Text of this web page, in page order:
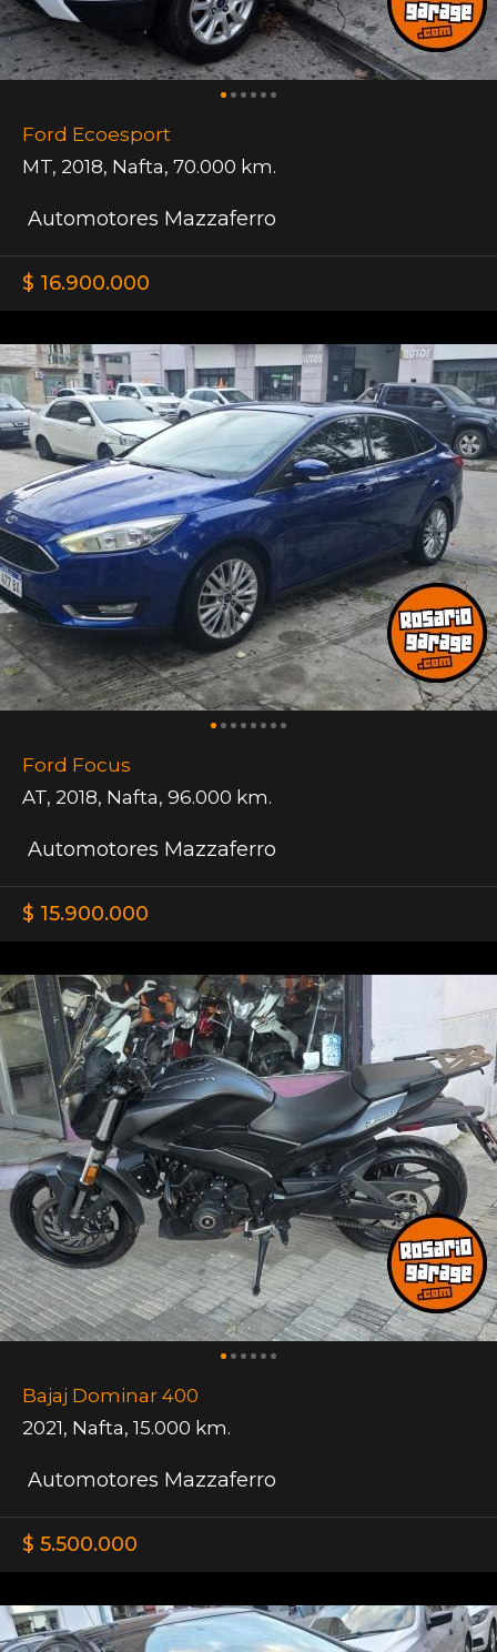
Ford Ecoesport
MT, 2018, Nafta, 70.000 km.
Automotores Mazzaferro
$ 16.900.000
Ford Focus
AT, 2018, Nafta, 96.000 km.
Automotores Mazzaferro
$ 15.900.000
Bajaj Dominar 400
2021, Nafta, 15.000 km.
Automotores Mazzaferro
$ 5.500.000